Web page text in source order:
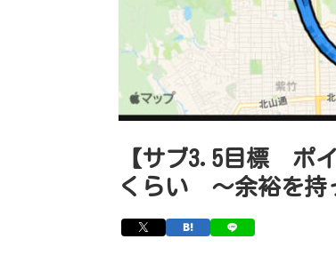
【サブ3.5目標 ポ
くらい 〜余裕を持